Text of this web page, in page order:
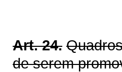
Art. 24.
de serem